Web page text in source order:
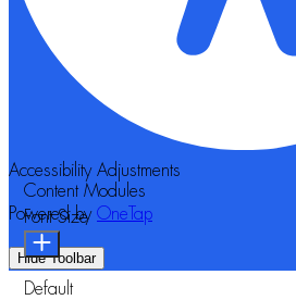
Accessibility Adjustments
Powered by OneTap
Hide Toolbar
Content Modules
Font Size
Default